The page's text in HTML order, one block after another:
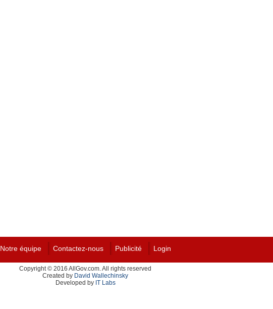
Notre équipe Contactez-nous Publicité Login
Copyright © 2016 AllGov.com. All rights reserved
Created by David Wallechinsky
Developed by IT Labs